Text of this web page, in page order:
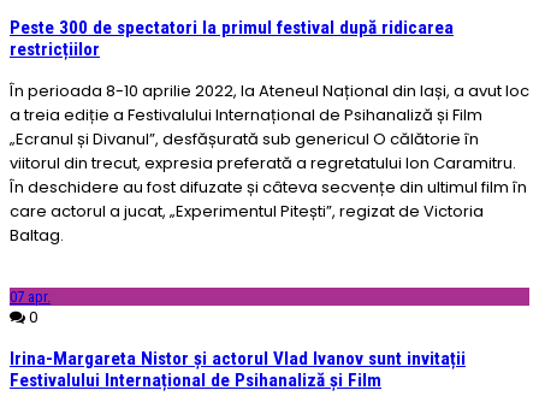
Peste 300 de spectatori la primul festival după ridicarea
restricțiilor
În perioada 8-10 aprilie 2022, la Ateneul Național din Iași, a avut loc
a treia ediție a Festivalului Internațional de Psihanaliză și Film
„Ecranul și Divanul”, desfășurată sub genericul O călătorie în
viitorul din trecut, expresia preferată a regretatului Ion Caramitru.
În deschidere au fost difuzate și câteva secvențe din ultimul film în
care actorul a jucat, „Experimentul Pitești”, regizat de Victoria
Baltag.
07 apr.
0
Irina-Margareta Nistor și actorul Vlad Ivanov sunt invitații
Festivalului Internațional de Psihanaliză și Film